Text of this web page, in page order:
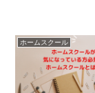
ホームスクール